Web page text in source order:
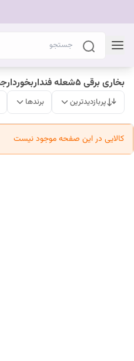
بخاری برقی ۵شعله فنداربخوردارجنرال۲۰۰۰وات
پربازدیدترین برندها
کالایی در این صفحه موجود نیست